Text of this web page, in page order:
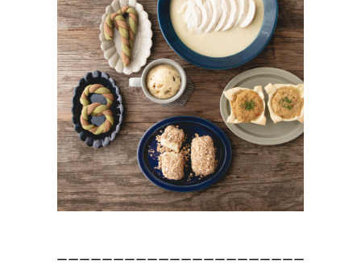
ーーーーーーーーーーーーーーーーーーーーーー